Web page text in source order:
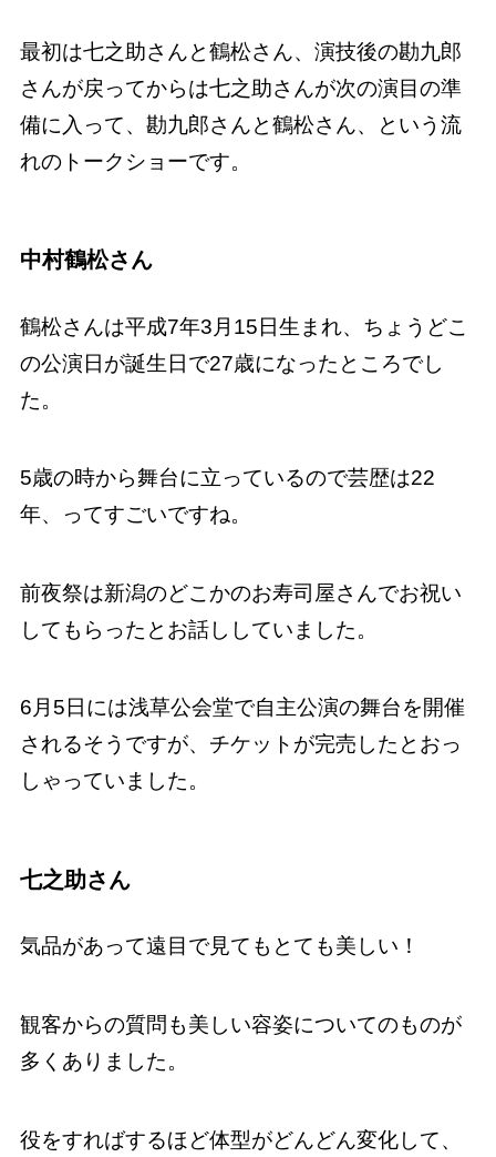
最初は七之助さんと鶴松さん、演技後の勘九郎
さんが戻ってからは七之助さんが次の演目の準
備に入って、勘九郎さんと鶴松さん、という流
れのトークショーです。
中村鶴松さん
鶴松さんは平成7年3月15日生まれ、ちょうどこ
の公演日が誕生日で27歳になったところでし
た。
5歳の時から舞台に立っているので芸歴は22
年、ってすごいですね。
前夜祭は新潟のどこかのお寿司屋さんでお祝い
してもらったとお話ししていました。
6月5日には浅草公会堂で自主公演の舞台を開催
されるそうですが、チケットが完売したとおっ
しゃっていました。
七之助さん
気品があって遠目で見てもとても美しい！
観客からの質問も美しい容姿についてのものが
多くありました。
役をすればするほど体型がどんどん変化して、